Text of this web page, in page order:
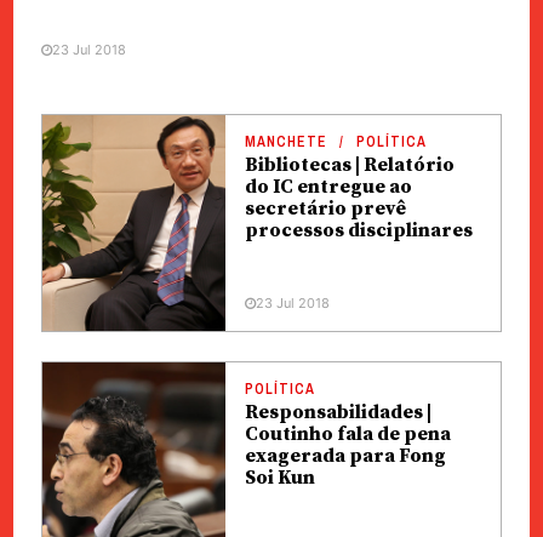
23 Jul 2018
MANCHETE POLÍTICA
Bibliotecas | Relatório
do IC entregue ao
secretário prevê
processos disciplinares
23 Jul 2018
POLÍTICA
Responsabilidades |
Coutinho fala de pena
exagerada para Fong
Soi Kun